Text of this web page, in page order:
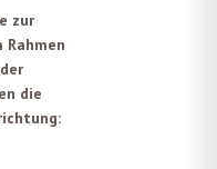
zur
die